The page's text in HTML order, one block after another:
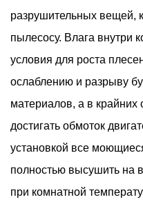
разрушительных вещей,
пылесосу. Влага внутри
условия для роста
ослаблению и разрыву
материалов, а в крайних
достигать обмоток
установкой все
полностью высушить на
при комнатной